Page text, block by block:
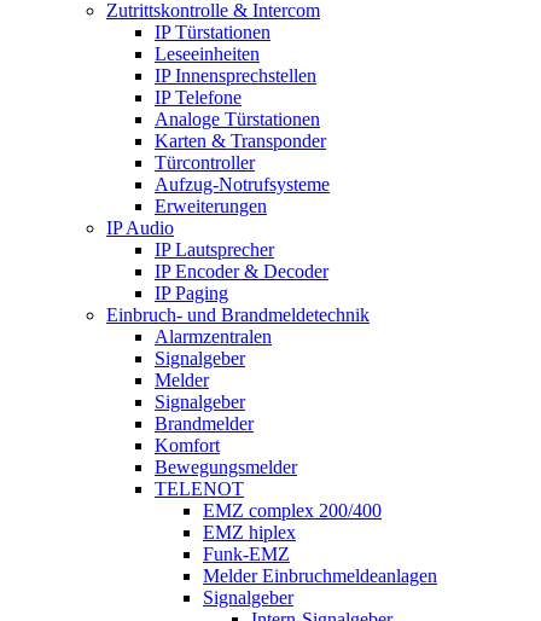
Zutrittskontrolle & Intercom
IP Türstationen
Leseeinheiten
IP Innensprechstellen
IP Telefone
Analoge Türstationen
Karten & Transponder
Türcontroller
Aufzug-Notrufsysteme
Erweiterungen
IP Audio
IP Lautsprecher
IP Encoder & Decoder
IP Paging
Einbruch- und Brandmeldetechnik
Alarmzentralen
Signalgeber
Melder
Signalgeber
Brandmelder
Komfort
Bewegungsmelder
TELENOT
EMZ complex 200/400
EMZ hiplex
Funk-EMZ
Melder Einbruchmeldeanlagen
Signalgeber